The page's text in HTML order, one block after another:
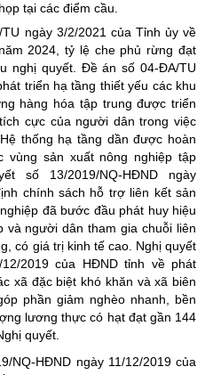
tại các điểm cầu.
ngày 3/2/2021 của Tỉnh ủy về
2024, tỷ lệ che phủ rừng đạt
nghị quyết. Đề án số 04-ĐA/TU
triển hạ tầng thiết yếu các khu
hàng hóa tập trung được triển
cực của người dân trong việc
thống hạ tầng dần được hoàn
vùng sản xuất nông nghiệp tập
số 13/2019/NQ-HĐND ngày
chính sách hỗ trợ liên kết sản
đã bước đầu phát huy hiệu
và người dân tham gia chuỗi liên
có giá trị kinh tế cao. Nghị quyết
2019 của HĐND tỉnh về phát
xã đặc biệt khó khăn và xã biên
phần giảm nghèo nhanh, bền
lương thực có hạt đạt gần 144
quyết.
NQ-HĐND ngày 11/12/2019 của